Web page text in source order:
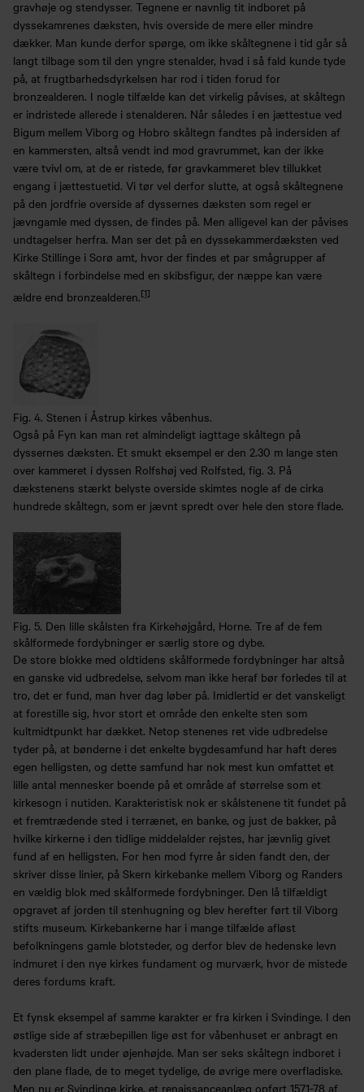
gravhøje og stendysser. Tegnene er navnlig tit indboret på
dyssekamrenes dæksten, hvis overside de mere eller mindre
dækker. Man kunde derfor spørge, om ikke skåltegnene i tid går så
langt tilbage som til den yngre stenalder, hvad i så fald kunde tyde
på, at frugtbarhedsdyrkelsen har rod i tiden forud for
bronzealderen. I nogle tilfælde kan det virkelig påvises, at skåltegn
er indristede allerede i stenalderen. Når således i en jættestue ved
Bigum mellem Viborg og Hobro skåltegn fandtes på indersiden af
en kammersten, altså vendt ind mod gravrummet, kan der ikke
være tvivl om, at de er ristede, før gravkammeret blev tillukket
engang i jættestuetid. Vi tør vel derfor slutte, at også skåltegnene
på den jordfrie overside af dyssernes dæksten som regel er
jævngamle med dyssen, de findes på. Men alligevel kan der påvises
undtagelser herfra. Man ser det på en dyssekammerdæksten ved
Kirke Stillinge i Sorø amt, hvor der findes et par smågrupper af
skåltegn i forbindelse med en skibsfigur, der næppe kan være
ældre end bronzealderen.[1]
Fig. 4. Stenen i Åstrup kirkes våbenhus.
Også på Fyn kan man ret almindeligt iagttage skåltegn på
dyssernes dæksten. Et smukt eksempel er den 2.30 m lange sten
over kammeret i dyssen Rolfshøj ved Rolfsted, fig. 3. På
dækstenens stærkt belyste overside skimtes nogle af de cirka
hundrede skåltegn, som er jævnt spredt over hele den store flade.
Fig. 5. Den lille skålsten fra Kirkehøjgård, Horne. Tre af de fem
skålformede fordybninger er særlig store og dybe.
De store blokke med oldtidens skålformede fordybninger har altså
en ganske vid udbredelse, selvom man ikke heraf bør forledes til at
tro, det er fund, man hver dag løber på. Imidlertid er det vanskeligt
at forestille sig, hvor stort et område den enkelte sten som
kultmidtpunkt har dækket. Netop stenenes ret vide udbredelse
tyder på, at bønderne i det enkelte bygdesamfund har haft deres
egen helligsten, og dette samfund har nok mest kun omfattet et
lille antal mennesker boende på et område af størrelse som et
kirkesogn i nutiden. Karakteristisk nok er skålstenene tit fundet på
et fremtrædende sted i terrænet, en banke, og just de bakker, på
hvilke kirkerne i den tidlige middelalder rejstes, har jævnlig givet
fund af en helligsten. For hen mod fyrre år siden fandt den, der
skriver disse linier, på Skern kirkebanke mellem Viborg og Randers
en vældig blok med skålformede fordybninger. Den lå tilfældigt
opgravet af jorden til stenhugning og blev herefter ført til Viborg
stifts museum. Kirkebankerne har i mange tilfælde afløst
befolkningens gamle blotsteder, og derfor blev de hedenske levn
indmuret i den nye kirkes fundament og murværk, hvor de mistede
deres fordums kraft.
Et fynsk eksempel af samme karakter er fra kirken i Svindinge. I den
østlige side af stræbepillen lige øst for våbenhuset er anbragt en
kvadersten lidt under øjenhøjde. Man ser seks skåltegn indboret i
den plane flade, de to meget tydelige, de øvrige mere overfladiske.
Men nu er Svindinge kirke, et renaissanceanlæg opført 1571-78 af